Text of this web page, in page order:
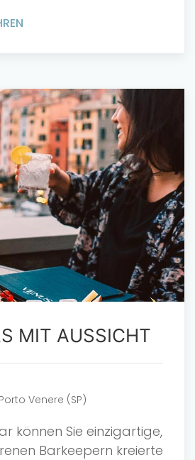
MIT AUSSICHT
Venere (SP)
können Sie einzigartige,
Barkeepern kreierte